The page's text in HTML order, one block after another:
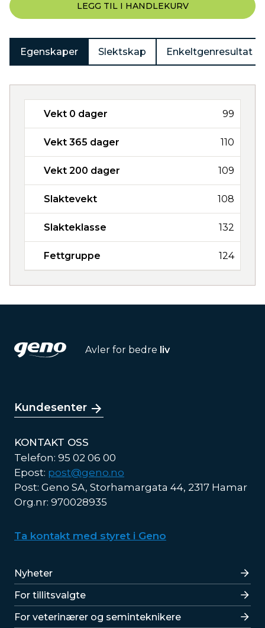
LEGG TIL I HANDLEKURV
Egenskaper Slektskap Enkeltgenresultat
Vekt 0 dager 99
Vekt 365 dager 110
Vekt 200 dager 109
Slaktevekt 108
Slakteklasse 132
Fettgruppe 124
Avler for bedre liv
Kundesenter
KONTAKT OSS
Telefon: 95 02 06 00
Epost: post@geno.no
Post: Geno SA, Storhamargata 44, 2317 Hamar
Org.nr: 970028935
Ta kontakt med styret i Geno
Lenker
Nyheter
For tillitsvalgte
For veterinærer og seminteknikere